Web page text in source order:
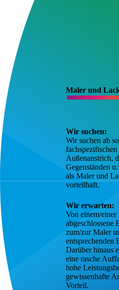
Maler und
Wir suchen:
Wir suchen ab
Außenanstrich,
Gegenständen
als Maler und
vorteilhaft.
Wir erwarten:
Von einem/
zum/zur Maler
entsprechenden
Darüber hinaus
eine rasche
hohe
gewissenhafte
Vorteil.